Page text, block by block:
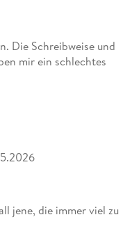
Die Schreibweise und
mir ein schlechtes
jene, die immer viel zu